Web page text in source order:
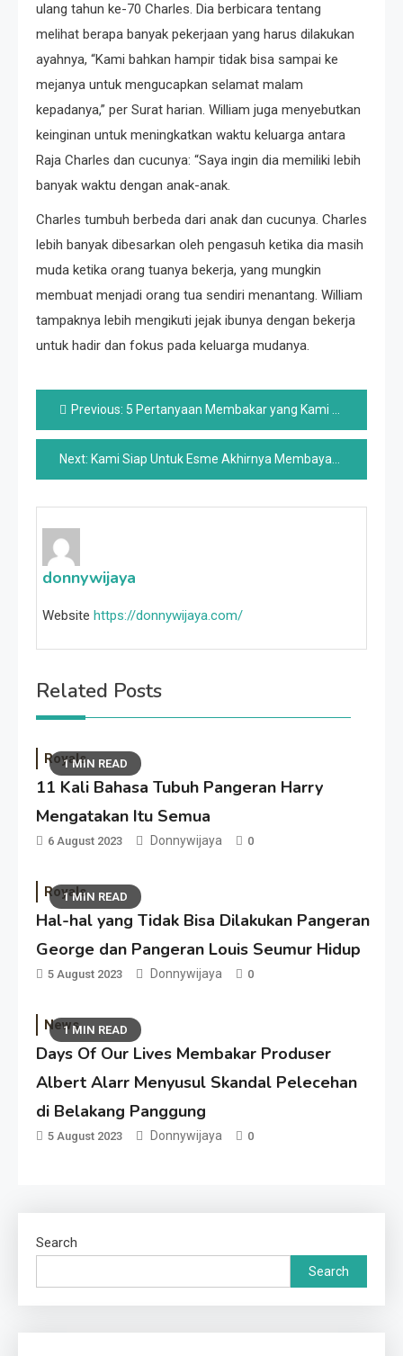
ulang tahun ke-70 Charles. Dia berbicara tentang
melihat berapa banyak pekerjaan yang harus dilakukan
ayahnya, “Kami bahkan hampir tidak bisa sampai ke
mejanya untuk mengucapkan selamat malam
kepadanya,” per Surat harian. William juga menyebutkan
keinginan untuk meningkatkan waktu keluarga antara
Raja Charles dan cucunya: “Saya ingin dia memiliki lebih
banyak waktu dengan anak-anak.
Charles tumbuh berbeda dari anak dan cucunya. Charles
lebih banyak dibesarkan oleh pengasuh ketika dia masih
muda ketika orang tuanya bekerja, yang mungkin
membuat menjadi orang tua sendiri menantang. William
tampaknya lebih mengikuti jejak ibunya dengan bekerja
untuk hadir dan fokus pada keluarga mudanya.
Post
navigation
Previous: 5 Pertanyaan Membakar yang Kami Harapkan Terjawab Dalam Memoir Mendatang Britney Spears
Next: Kami Siap Untuk Esme Akhirnya Membayar Kejahatannya Di Rumah Sakit Umum (Lanjutkan, Sudah!)
donnywijaya
Website https://donnywijaya.com/
Related Posts
1 MIN READ
Royals
11 Kali Bahasa Tubuh Pangeran Harry
Mengatakan Itu Semua
6 August 2023 Donnywijaya 0
1 MIN READ
Royals
Hal-hal yang Tidak Bisa Dilakukan Pangeran
George dan Pangeran Louis Seumur Hidup
5 August 2023 Donnywijaya 0
1 MIN READ
News
Days Of Our Lives Membakar Produser
Albert Alarr Menyusul Skandal Pelecehan
di Belakang Panggung
5 August 2023 Donnywijaya 0
Search
Search